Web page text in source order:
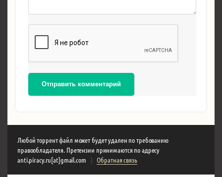
Отправить комментарий
Любой торрент файл может будет удален по требованию
правообладателя. Претензии принимаются по адресу
anti.piracy.ru[at]gmail.com
| Обратная связь